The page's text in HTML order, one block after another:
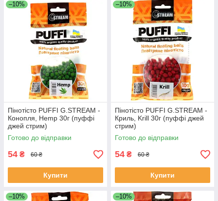
–10%
Пінотісто PUFFI G.STREAM -
Конопля, Hemp 30г (пуффі
джей стрим)
Готово до відправки
54 ₴ 60 ₴
Купити
–10%
Пінотісто PUFFI G.STREAM -
Криль, Krill 30г (пуффі джей
стрим)
Готово до відправки
54 ₴ 60 ₴
Купити
–10% –10%